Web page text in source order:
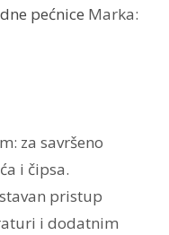
pećnice Marka:
za savršeno
i čipsa.
pristup
i dodatnim